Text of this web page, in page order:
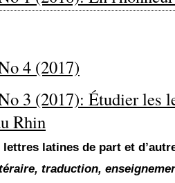
4 (2017)
3 (2017): Étudier les
Rhin
latines de part et
traduction,